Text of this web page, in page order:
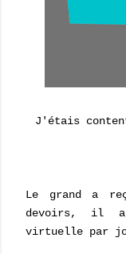
J'étais
Le grand a
devoirs, il a
virtuelle par